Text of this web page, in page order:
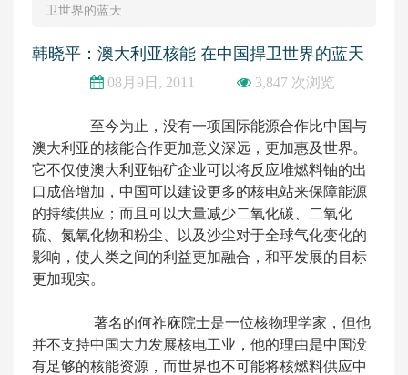
卫世界的蓝天
韩晓平：澳大利亚核能 在中国捍卫世界的蓝天
08月9日, 2011 3,847 次浏览
至今为止，没有一项国际能源合作比中国与
澳大利亚的核能合作更加意义深远，更加惠及世界。
它不仅使澳大利亚铀矿企业可以将反应堆燃料铀的出
口成倍增加，中国可以建设更多的核电站来保障能源
的持续供应；而且可以大量减少二氧化碳、二氧化
硫、氮氧化物和粉尘、以及沙尘对于全球气化变化的
影响，使人类之间的利益更加融合，和平发展的目标
更加现实。
著名的何祚庥院士是一位核物理学家，但他
并不支持中国大力发展核电工业，他的理由是中国没
有足够的核能资源，而世界也不可能将核燃料供应中